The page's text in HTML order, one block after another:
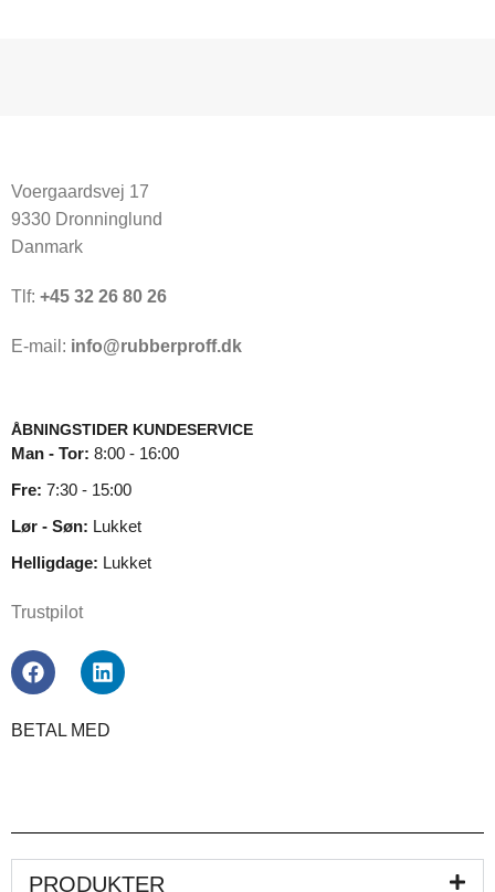
Voergaardsvej 17
9330 Dronninglund
Danmark
Tlf: +45 32 26 80 26
E-mail: info@rubberproff.dk
ÅBNINGSTIDER KUNDESERVICE
Man - Tor: 8:00 - 16:00
Fre: 7:30 - 15:00
Lør - Søn: Lukket
Helligdage: Lukket
Trustpilot
BETAL MED
PRODUKTER